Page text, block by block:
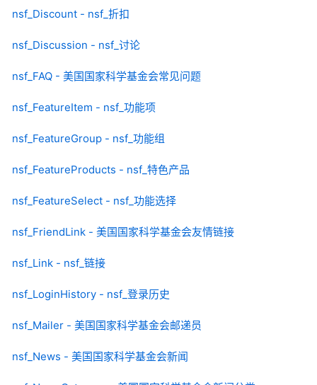
nsf_Discount - nsf_折扣
nsf_Discussion - nsf_讨论
nsf_FAQ - 美国国家科学基金会常见问题
nsf_FeatureItem - nsf_功能项
nsf_FeatureGroup - nsf_功能组
nsf_FeatureProducts - nsf_特色产品
nsf_FeatureSelect - nsf_功能选择
nsf_FriendLink - 美国国家科学基金会友情链接
nsf_Link - nsf_链接
nsf_LoginHistory - nsf_登录历史
nsf_Mailer - 美国国家科学基金会邮递员
nsf_News - 美国国家科学基金会新闻